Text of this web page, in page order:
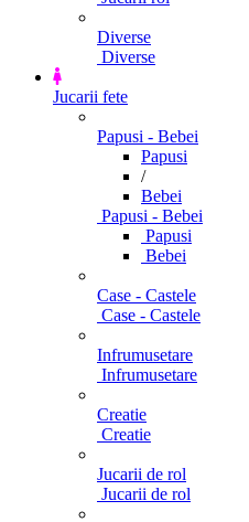
Diverse
Diverse
Jucarii fete
Papusi - Bebei
Papusi
/
Bebei
Papusi - Bebei
Papusi
Bebei
Case - Castele
Case - Castele
Infrumusetare
Infrumusetare
Creatie
Creatie
Jucarii de rol
Jucarii de rol